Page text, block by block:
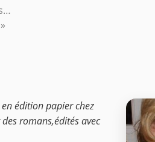
édition papier chez
romans,édités avec